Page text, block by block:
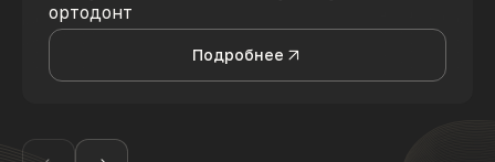
ортодонт
Подробнее